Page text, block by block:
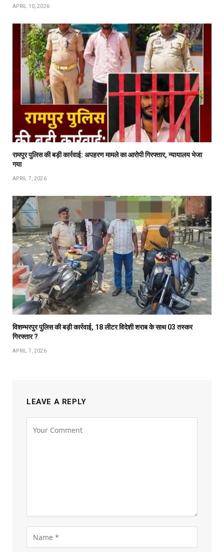
APRIL 10, 2026
रामपुर पुलिस की बड़ी कार्रवाई: अपहरण मामले का आरोपी गिरफ्तार, न्यायालय भेजा
गया
APRIL 7, 2026
विशम्भरपुर पुलिस की बड़ी कार्रवाई, 18 लीटर विदेशी शराब के साथ 03 तस्कर
गिरफ्तार ?
APRIL 7, 2026
LEAVE A REPLY